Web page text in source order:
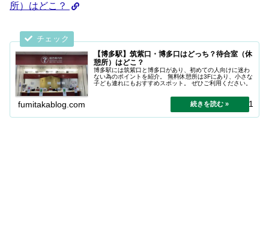
所）はどこ？
【博多駅】筑紫口・博多口はどっち？待合室（休
憩所）はどこ？
博多駅には筑紫口と博多口があり、初めての人向けに迷わ
ない為のポイントを紹介。 無料休憩所は3Fにあり、小さな
子ども連れにもおすすめスポット。 ぜひご利用ください。
fumitakablog.com 2025.10.31